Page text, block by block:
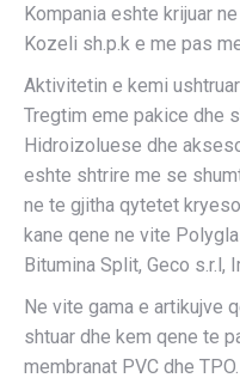
Kompania eshte krijuar
Kozeli sh.p.k e me pas
Aktivitetin e kemi
Tregtim eme pakice dhe
Hidroizoluese dhe
eshte shtrire me se
ne te gjitha qytetet
kane qene ne vite
Bitumina Split, Geco s.r.l,
Ne vite gama e artikujve
shtuar dhe kem qene te
membranat PVC dhe